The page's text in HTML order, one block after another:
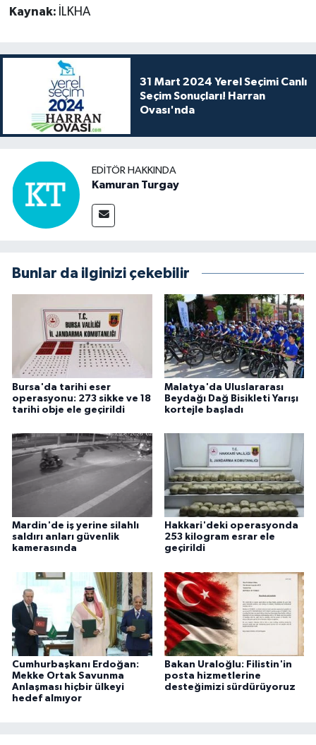
Kaynak: İLKHA
31 Mart 2024 Yerel Seçimi Canlı
Seçim Sonuçları! Harran
Ovası'nda
EDITÖR HAKKINDA
Kamuran Turgay
Bunlar da ilginizi çekebilir
Bursa'da tarihi eser
operasyonu: 273 sikke ve 18
tarihi obje ele geçirildi
Malatya'da Uluslararası
Beydağı Dağ Bisikleti Yarışı
kortejle başladı
Mardin'de iş yerine silahlı
saldırı anları güvenlik
kamerasında
Hakkari'deki operasyonda
253 kilogram esrar ele
geçirildi
Cumhurbaşkanı Erdoğan:
Mekke Ortak Savunma
Anlaşması hiçbir ülkeyi
hedef almıyor
Bakan Uraloğlu: Filistin'in
posta hizmetlerine
desteğimizi sürdürüyoruz